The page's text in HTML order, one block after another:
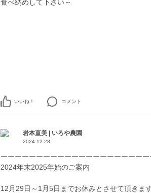
食べ納めして下さい～
いいね！ コメント
岩本直美 | いろや農園
2024.12.28
ーーーーーーーーーーーーーーーーーーーーー
2024年末2025年始のご案内
12月29日～1月5日までお休みとさせて頂きます